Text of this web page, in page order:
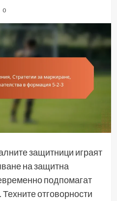
0
защитници играят
на защитна
подпомагат
отговорности